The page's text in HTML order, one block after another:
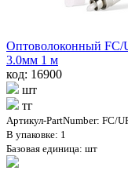
Оптоволоконный FC/
3.0мм 1 м
код: 16900
шт
тг
Артикул-PartNumber: FC/
В упаковке: 1
Базовая единица: шт